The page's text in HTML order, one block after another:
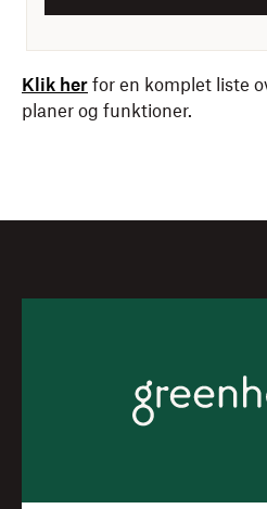
Klik her for en komplet liste
planer og funktioner.